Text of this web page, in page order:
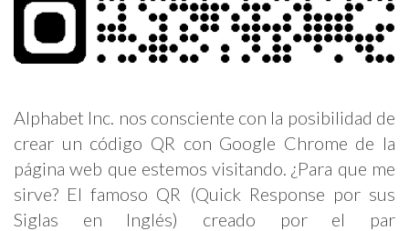
Alphabet Inc. nos consciente con la posibilidad de
crear un código QR con Google Chrome de la
página web que estemos visitando. ¿Para que me
sirve? El famoso QR (Quick Response por sus
Siglas en Inglés) creado por el par